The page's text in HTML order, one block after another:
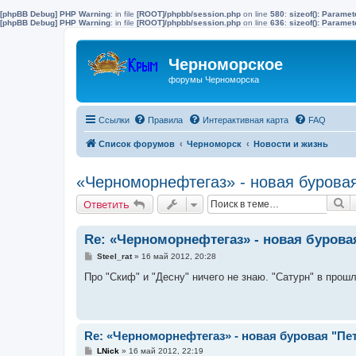
[phpBB Debug] PHP Warning: in file [ROOT]/phpbb/session.php on line 580: sizeof():
[phpBB Debug] PHP Warning: in file [ROOT]/phpbb/session.php on line 636: sizeof():
Черноморское
форумы Черноморска
Ссылки Правила Интерактивная карта FAQ
Список форумов Черноморск Новости и жизнь
«Черноморнефтегаз» - новая
Ответить
Re: «Черноморнефтегаз» - новая
С
о
и
Steel_rat» 16 май 2012, 20:28
Про "Скиф" и "Десну" ничего не знаю. "Сатурн" в
Re: «Черноморнефтегаз» - новая буровая
СLNick» 16 май 2012, 22:19